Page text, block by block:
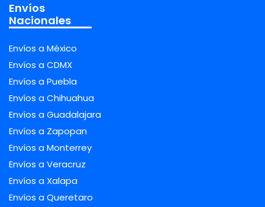
Envíos
Nacionales
Envíos a México
Envíos a CDMX
Envíos a Puebla
Envíos a Chihuahua
Envíos a Guadalajara
Envíos a Zapopan
Envíos a Monterrey
Envíos a Veracruz
Envíos a Xalapa
Envíos a Queretaro